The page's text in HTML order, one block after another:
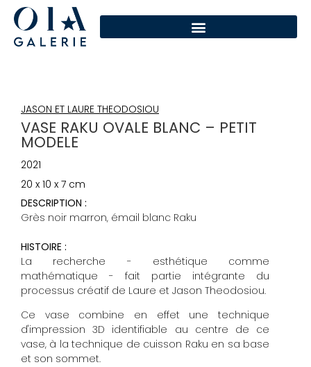
JASON ET LAURE THEODOSIOU
VASE RAKU OVALE BLANC – PETIT
MODELE
2021
20 x 10 x 7 cm
DESCRIPTION :
Grès noir marron, émail blanc Raku
HISTOIRE :
La recherche - esthétique comme
mathématique - fait partie intégrante du
processus créatif de Laure et Jason Theodosiou.
Ce vase combine en effet une technique
d'impression 3D identifiable au centre de ce
vase, à la technique de cuisson Raku en sa base
et son sommet.